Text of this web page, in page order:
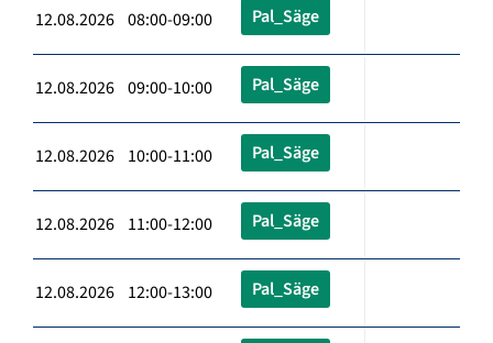
12.08.2026 08:00-09:00 Pal_Säge
12.08.2026 09:00-10:00 Pal_Säge
12.08.2026 10:00-11:00 Pal_Säge
12.08.2026 11:00-12:00 Pal_Säge
12.08.2026 12:00-13:00 Pal_Säge